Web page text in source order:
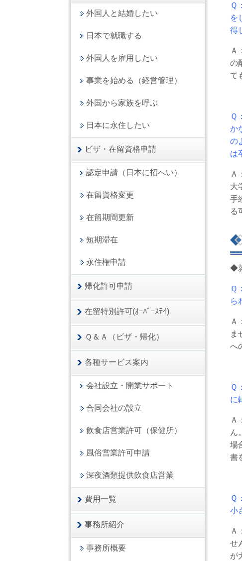
Ｑ
を
得
Ａ
の
て
Ｑ
か
の
は
Ａ
大
手
る
◆
Ｑ
ら
Ａ
ま
へ
Ｑ
に
Ａ
ん
場
書
Ｑ
小
Ａ
せ
が
外国人と結婚したい
日本で就職する
外国人を雇用したい
事業を始める（経営管理）
外国から家族を呼ぶ
日本に永住したい
ビザ・在留資格申請
認定申請（日本に招へい）
在留資格変更
在留期間更新
短期滞在
永住権申請
帰化許可申請
在留特別許可(ｵｰﾊﾞｰｽﾃｲ)
Ｑ＆Ａ（ビザ・帰化）
各種サービス案内
会社設立・開業サポート
合同会社の設立
飲食店営業許可（保健所）
風俗営業許可申請
深夜酒類提供飲食店営業
費用一覧
事務所紹介
事務所概要